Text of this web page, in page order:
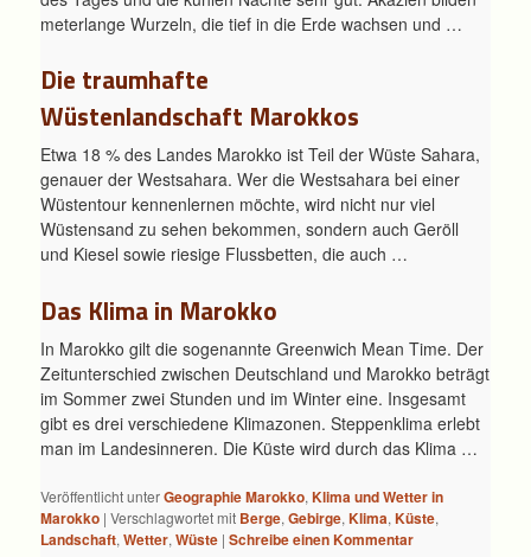
meterlange Wurzeln, die tief in die Erde wachsen und …
Die traumhafte
Wüstenlandschaft Marokkos
Etwa 18 % des Landes Marokko ist Teil der Wüste Sahara,
genauer der Westsahara. Wer die Westsahara bei einer
Wüstentour kennenlernen möchte, wird nicht nur viel
Wüstensand zu sehen bekommen, sondern auch Geröll
und Kiesel sowie riesige Flussbetten, die auch …
Das Klima in Marokko
In Marokko gilt die sogenannte Greenwich Mean Time. Der
Zeitunterschied zwischen Deutschland und Marokko beträgt
im Sommer zwei Stunden und im Winter eine. Insgesamt
gibt es drei verschiedene Klimazonen. Steppenklima erlebt
man im Landesinneren. Die Küste wird durch das Klima …
Veröffentlicht unterGeographie Marokko,Klima und Wetter in
Marokko |Verschlagwortet mit Berge,Gebirge,Klima,Küste,
Landschaft,Wetter,Wüste |Schreibe einen Kommentar